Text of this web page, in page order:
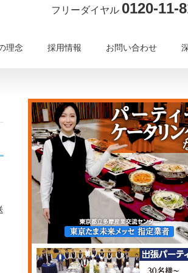
フリーダイヤル 0120-11-
理念 採用情報 お問い合わせ